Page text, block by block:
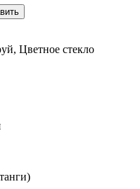
Цветное стекло